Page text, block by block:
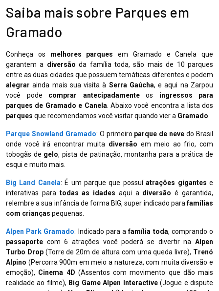
Saiba mais sobre Parques em
Gramado
Conheça os melhores parques em Gramado e Canela que
garantem a diversão da família toda, são mais de 10 parques
entre as duas cidades que possuem temáticas diferentes e podem
alegrar ainda mais sua visita à Serra Gaúcha, e aqui na Zarpou
você pode comprar antecipadamenteos ingressos para
parques de Gramado e Canela . Abaixo você encontra a lista dos
parques que recomendamos você visitar quando vier a Gramado
Parque Snowland Gramado: O primeiro parque de neve do Brasil
onde você irá encontrar muita diversão em meio ao frio, com
tobogãs de gelo, pista de patinação, montanha para a prática de
esqui e muito mais.
Big Land Canela: É um parque que possuíatrações gigantes e
interativas para todas as idades aqui a diversão é garantida,
relembre a sua infância de forma BIG, super indicado parafamílias
com crianças pequenas.
Alpen Park Gramado: Indicado para afamília toda, comprando o
passaporte com 6 atrações você poderá se divertir na Alpen
Turbo Drop(Torre de 20m de altura com uma queda livre), Trenó
Alpino (Percorra 900m em meio a natureza, com muita diversão e
emoção), Cinema 4D (Assentos com movimento que dão mais
realidade ao filme), Big Game Alpen Interactive(Jogue e dispute